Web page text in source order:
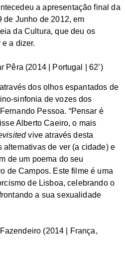
a apresentação final da
de Junho de 2012, em
da Cultura, que deu os
a dizer.
Pêra (2014 | Portugal | 62’)
dos olhos espantados de
de vozes dos
Pessoa. “Pensar é
Alberto Caeiro, o mais
vive através desta
alternativas de ver (a cidade) e
de um poema do seu
de Campos. Este filme é uma
de Lisboa, celebrando o
a sua sexualidade
(2014 | França,